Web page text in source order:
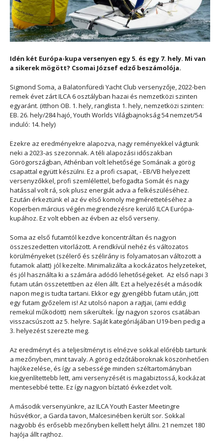
Idén két Európa-kupa versenyen egy 5. és egy 7. hely. Mi van
a sikerek mögött? Csomai József edző beszámolója.
Sigmond Soma, a Balatonfüredi Yacht Club versenyzője, 2022-ben
remek évet zárt ILCA 6 osztályban hazai és nemzetközi szinten
egyaránt. (itthon OB. 1. hely, ranglista 1. hely, nemzetközi szinten:
EB. 26. hely/284 hajó, Youth Worlds Világbajnokság 54 nemzet/54
induló: 14. hely)
Ezekre az eredményekre alapozva, nagy reményekkel vágtunk
neki a 2023-as szezonnak. A téli alapozási időszakban
Görögországban, Athénban volt lehetősége Somának a görög
csapattal együtt készülni. Ez a profi csapat, - EB/VB helyezett
versenyzőkkel, profi szemlélettel, befogadta Somát és nagy
hatással volt rá, sok plusz energiát adva a felkészüléséhez.
Ezután érkeztünk el az év első komoly megmérettetéséhez a
Koperben március végén megrendezésre kerülő ILCA Európa-
kupához. Ez volt ebben az évben az első verseny.
Soma az első futamtól kezdve koncentráltan és nagyon
összeszedetten vitorlázott. A rendkívül nehéz és változatos
körülményeket (szélerő és szélirány is folyamatosan változott a
futamok alatt) jól kezelte. Minimalizálta a kockázatos helyzeteket,
és jól használta ki a számára adódó lehetőségeket. Az első napi 3
futam után összetettben az élen állt. Ezt a helyezését a második
napon meg is tudta tartani. Ekkor egy gyengébb futam után, jött
egy futam győzelem is! Az utolsó napon a rajtjai, (ami eddig
remekül működött) nem sikerültek. Így nagyon szoros csatában
visszacsúszott az 5. helyre. Saját kategóriájában U19-ben pedig a
3. helyezést szerezte meg.
Az eredményt és a teljesítményt is elnézve sokkal előrébb tartunk
a mezőnyben, mint tavaly. A görög edzőtáboroknak köszönhetően
hajókezelése, és így a sebessége minden széltartományban
kiegyenlítettebb lett, ami versenyzését is magabiztossá, kockázat
mentesebbé tette. Ez így nagyon bíztató évkezdet volt.
A második versenyünkre, az ILCA Youth Easter Meetingre
húsvétkor, a Garda tavon, Malcesinében került sor. Sokkal
nagyobb és erősebb mezőnyben kellett helyt állni. 21 nemzet 180
hajója állt rajthoz.